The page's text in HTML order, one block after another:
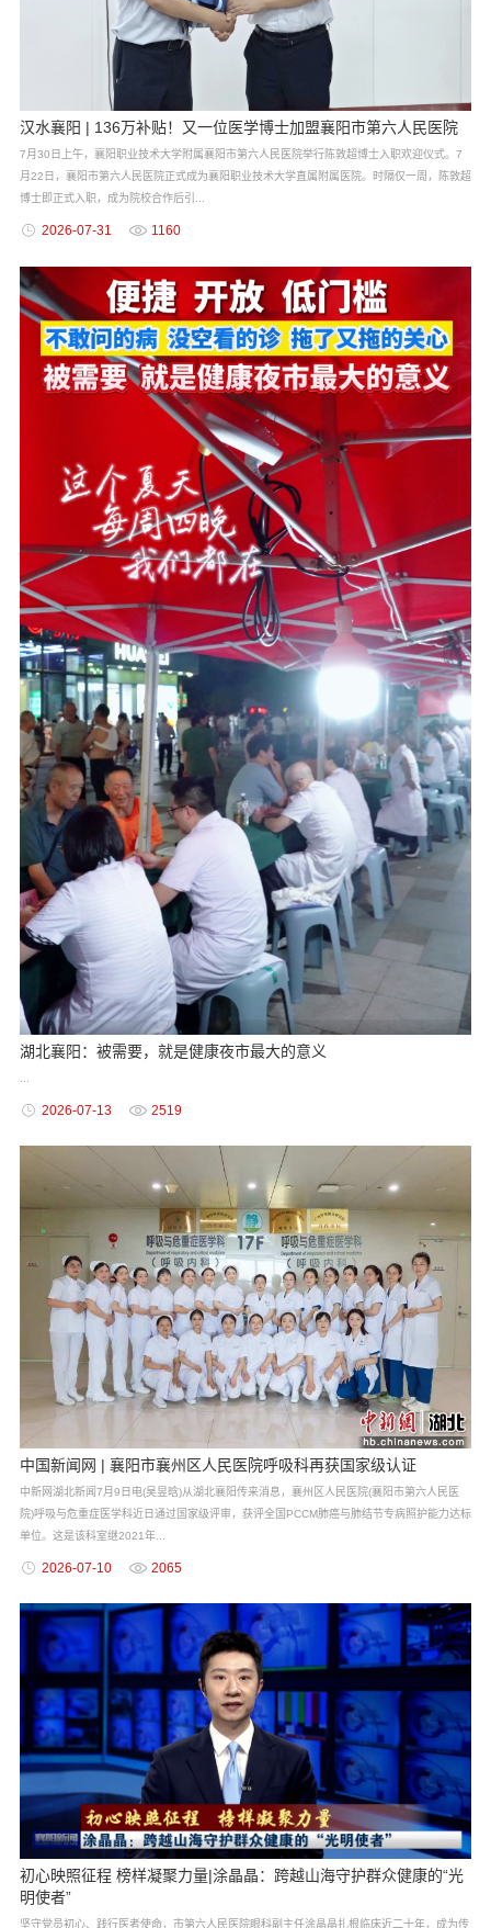
汉水襄阳 | 136万补贴！又一位医学博士加盟襄阳市第六人民医院
7月30日上午，襄阳职业技术大学附属襄阳市第六人民医院举行陈敦超博士入职欢迎仪式。7
月22日，襄阳市第六人民医院正式成为襄阳职业技术大学直属附属医院。时隔仅一周，陈敦超
博士即正式入职，成为院校合作后引...
2026-07-31 1160
湖北襄阳：被需要，就是健康夜市最大的意义
2026-07-13 2519
中国新闻网 | 襄阳市襄州区人民医院呼吸科再获国家级认证
中新网湖北新闻7月9日电(吴昱晗)从湖北襄阳传来消息，襄州区人民医院(襄阳市第六人民医
院)呼吸与危重症医学科近日通过国家级评审，获评全国PCCM肺癌与肺结节专病照护能力达标
单位。这是该科室继2021年...
2026-07-10 2065
初心映照征程 榜样凝聚力量|涂晶晶：跨越山海守护群众健康的“光
明使者”
坚守党员初心、践行医者使命，市第六人民医院眼科副主任涂晶晶扎根临床近二十年，成为传